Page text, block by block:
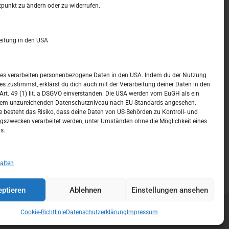
zu ändern oder zu widerrufen.
in den USA
verarbeiten personenbezogene Daten in den USA. Indem du der Nutzung
zustimmst, erklärst du dich auch mit der Verarbeitung deiner Daten in den
49 (1) lit. a DSGVO einverstanden. Die USA werden vom EuGH als ein
unzureichenden Datenschutzniveau nach EU-Standards angesehen.
besteht das Risiko, dass deine Daten von US-Behörden zu Kontroll- und
verarbeitet werden, unter Umständen ohne die Möglichkeit eines
Ablehnen Einstellungen ansehen
Cookie-RichtlinieDatenschutzerklärung Impressum
–
Kalendar
6 7 8 9 10 11 12
13 14 15 16 17 18
20 21 22 23 24 25 26